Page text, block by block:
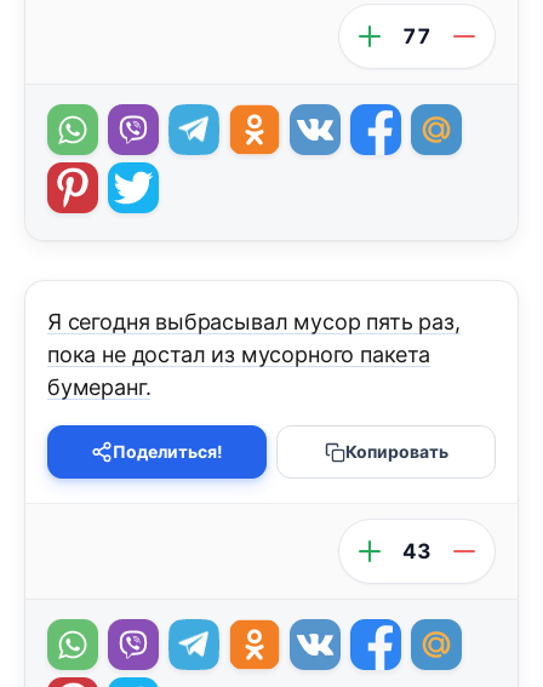
77
Я сегодня выбрасывал мусор пять раз,
пока не достал из мусорного пакета
бумеранг.
Поделиться! Копировать
43